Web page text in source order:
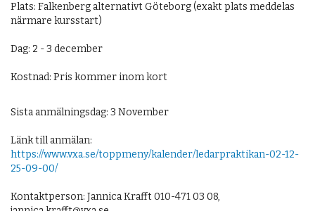
Plats: Falkenberg alternativt Göteborg (exakt plats meddelas
närmare kursstart)
Dag: 2 - 3 december
Kostnad: Pris kommer inom kort
Sista anmälningsdag: 3 November
Länk till anmälan:
https://www.vxa.se/toppmeny/kalender/ledarpraktikan-02-12-
25-09-00/
Kontaktperson: Jannica Krafft 010-471 03 08,